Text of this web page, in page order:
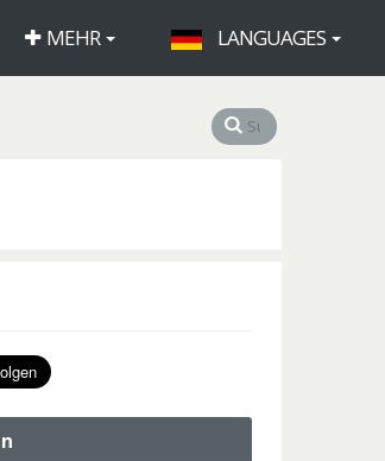
MEHR LANGUAGES